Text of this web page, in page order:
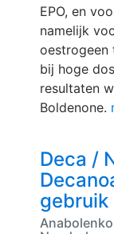
EPO, en
namelijk
oestrogeen
bij hoge
resultaten
Boldenone.
Deca /
gebruik